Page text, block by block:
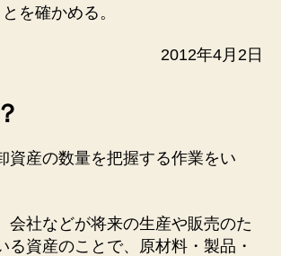
を確かめる。
2012年4月2日
資産の数量を把握する作業をい
会社などが将来の生産や販売のた
る資産のことで、原材料・製品・